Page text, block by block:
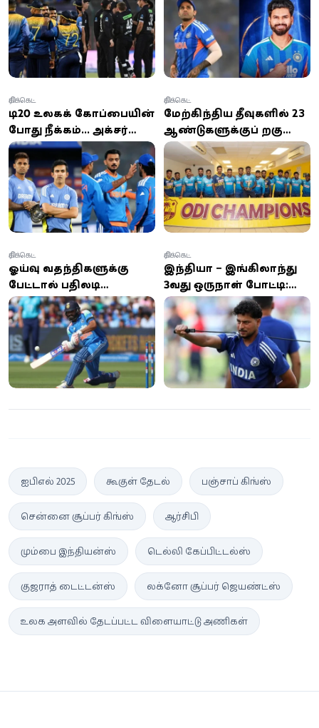
இந்திய அணி அறிவிப்பு
டி20 உலகக் கோப்பையின்
போது நீக்கம்... அக்சர்
படேலிடம் மன்னிப்பு
கேட்டார் சூர்யகுமார்
யாதவ்
கிரிக்கெட்
மேற்கிந்திய தீவுகளில் 23
ஆண்டுகளுக்குப் பிறகு
சாதனை: ஒருநாள்
தொடரை கைப்பற்றிய
இலங்கை அணி
கிரிக்கெட்
ஓய்வு வதந்திகளுக்கு
பேட்டால் பதிலடி
கொடுத்த ரோகித் சர்மா:
லார்ட்ஸில் வரலாற்று
சதம் விளாசிய ஹிட்மேன்!
கிரிக்கெட்
இந்தியா – இங்கிலாந்து
3வது ஒருநாள் போட்டி:
வாஷிங்டன் சுந்தர்
விலகல், குல்தீப்
யாதவுக்கு வாய்ப்பு
கிரிக்கெட்
ஐபிஎல் 2025 கூகுள் தேடல் பஞ்சாப் கிங்ஸ்
சென்னை சூப்பர் கிங்ஸ் ஆர்சிபி
மும்பை இந்தியன்ஸ் டெல்லி கேப்பிட்டல்ஸ்
குஜராத் டைட்டன்ஸ் லக்னோ சூப்பர் ஜெயண்ட்ஸ்
உலக அளவில் தேடப்பட்ட விளையாட்டு அணிகள்